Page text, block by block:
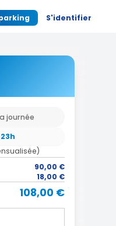
S'identifier
journée
90,00 €
18,00 €
108,00 €